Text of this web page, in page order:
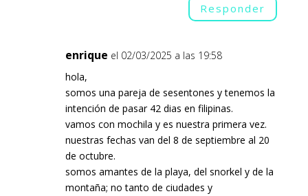
Responder
enrique el 02/03/2025 a las 19:58
hola,
somos una pareja de sesentones y tenemos la
intención de pasar 42 dias en filipinas.
vamos con mochila y es nuestra primera vez.
nuestras fechas van del 8 de septiembre al 20
de octubre.
somos amantes de la playa, del snorkel y de la
montaña; no tanto de ciudades y